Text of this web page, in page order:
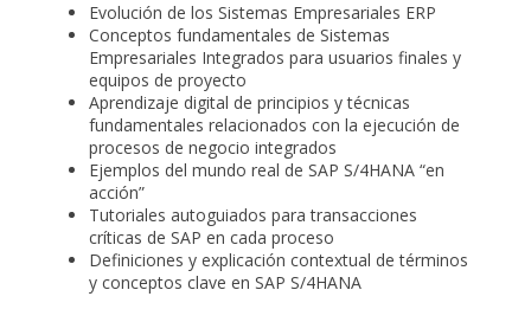
Evolución de los Sistemas Empresariales ERP
Conceptos fundamentales de Sistemas
Empresariales Integrados para usuarios finales y
equipos de proyecto
Aprendizaje digital de principios y técnicas
fundamentales relacionados con la ejecución de
procesos de negocio integrados
Ejemplos del mundo real de SAP S/4HANA “en
acción”
Tutoriales autoguiados para transacciones
críticas de SAP en cada proceso
Definiciones y explicación contextual de términos
y conceptos clave en SAP S/4HANA